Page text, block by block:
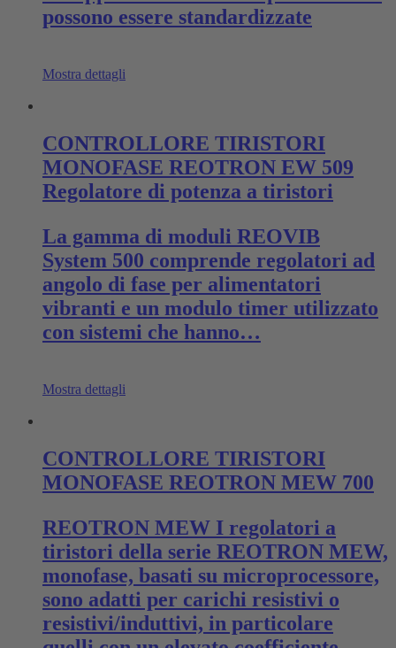
possono essere standardizzate
Mostra dettagli
CONTROLLORE TIRISTORI
MONOFASE REOTRON EW 509
Regolatore di potenza a tiristori
La gamma di moduli REOVIB
System 500 comprende regolatori ad
angolo di fase per alimentatori
vibranti e un modulo timer utilizzato
con sistemi che hanno…
Mostra dettagli
CONTROLLORE TIRISTORI
MONOFASE REOTRON MEW 700
REOTRON MEW I regolatori a
tiristori della serie REOTRON MEW,
monofase, basati su microprocessore,
sono adatti per carichi resistivi o
resistivi/induttivi, in particolare